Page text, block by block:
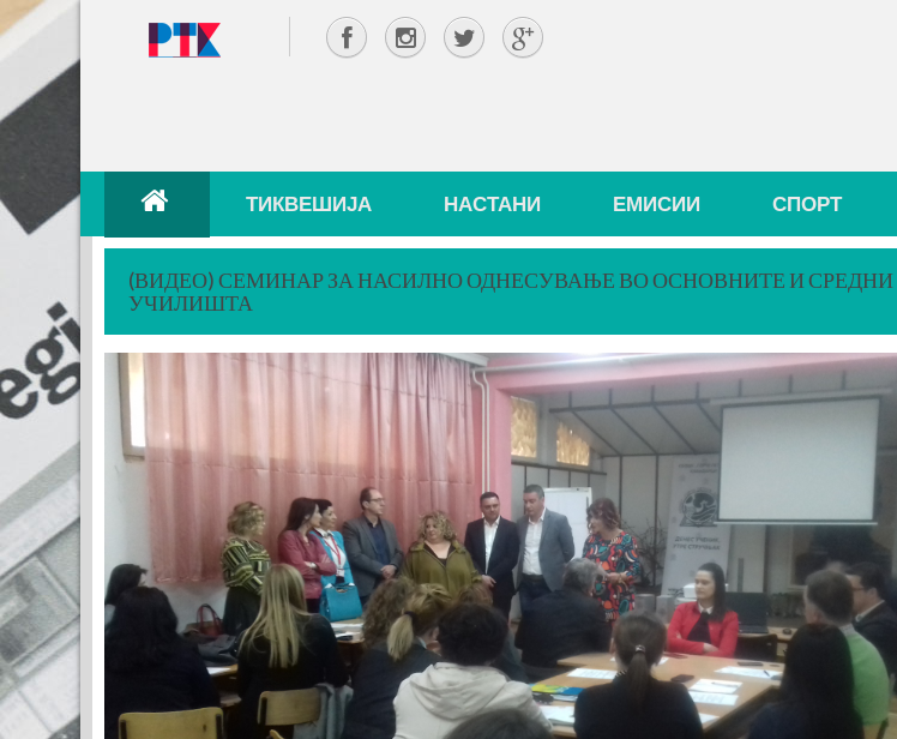
ТИКВЕШИЈА НАСТАНИ ЕМИСИИ СПОРТ
(ВИДЕО) СЕМИНАР ЗА НАСИЛНО ОДНЕСУВАЊЕ ВО ОСНОВНИТЕ И СРЕДНИ
УЧИЛИШТА